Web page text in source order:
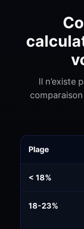
Il n’existe
Plage
< 18%
18-23%